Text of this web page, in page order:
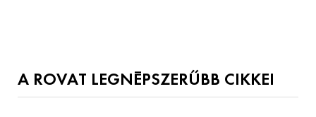
A ROVAT LEGNÉPSZERŰBB CIKKEI